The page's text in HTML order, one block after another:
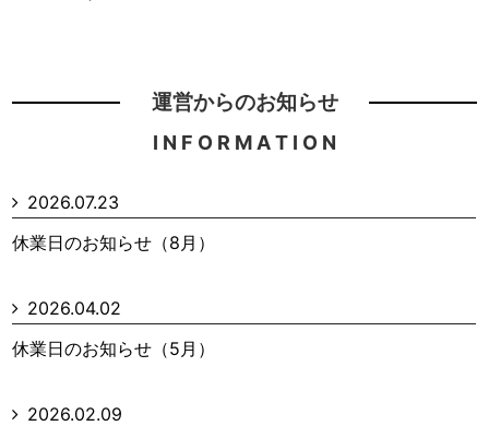
運営からのお知らせ
I N F O R M A T I O N
2026.07.23
休業日のお知らせ（8月）
2026.04.02
休業日のお知らせ（5月）
2026.02.09